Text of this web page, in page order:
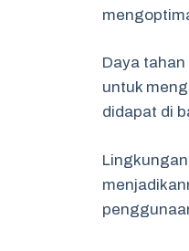
Daya
untuk
didapat di